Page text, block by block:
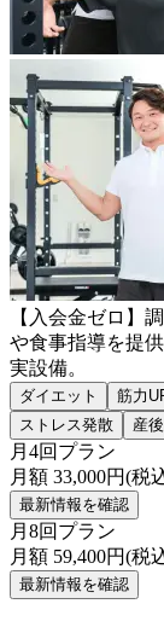
【入会金ゼロ】
や食事指導を提
実設備。
ダイエット 筋力
ストレス発散
産
月4回プラン
月額 33,000円(税
最新情報を確認
月8回プラン
月額 59,400円(税
最新情報を確認